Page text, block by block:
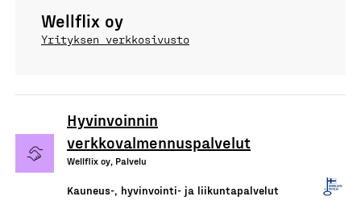
Wellflix oy
Yrityksen verkkosivusto
Hyvinvoinnin
verkkovalmennuspalvelut
Wellflix oy, Palvelu
Kauneus-, hyvinvointi- ja liikuntapalvelut